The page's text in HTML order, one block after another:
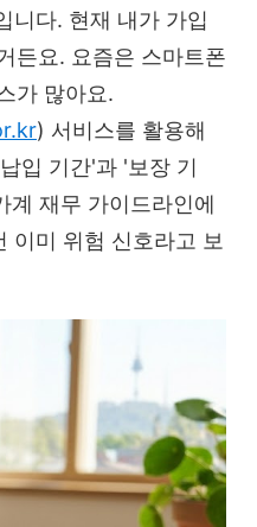
니다. 현재 내가 가입
든요. 요즘은 스마트폰
가 많아요.
) 서비스를 활용해
입 기간'과 '보장 기
계 재무 가이드라인에
이미 위험 신호라고 보